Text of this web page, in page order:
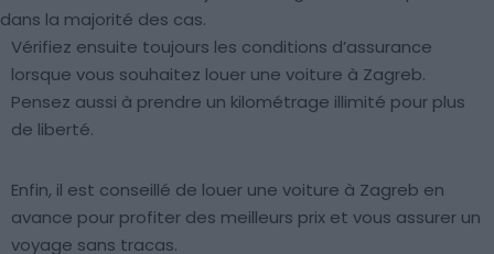
dans la majorité des cas.
Vérifiez ensuite toujours les conditions d’assurance
lorsque vous souhaitez louer une voiture à Zagreb.
Pensez aussi à prendre un kilométrage illimité pour plus
de liberté.
Enfin, il est conseillé de louer une voiture à Zagreb en
avance pour profiter des meilleurs prix et vous assurer un
voyage sans tracas.